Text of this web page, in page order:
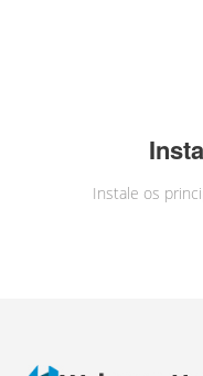
Instale os